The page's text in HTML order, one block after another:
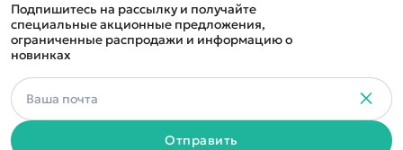
Подпишитесь на рассылку и получайте
специальные акционные предложения,
ограниченные распродажи и информацию о
новинках
Отправить